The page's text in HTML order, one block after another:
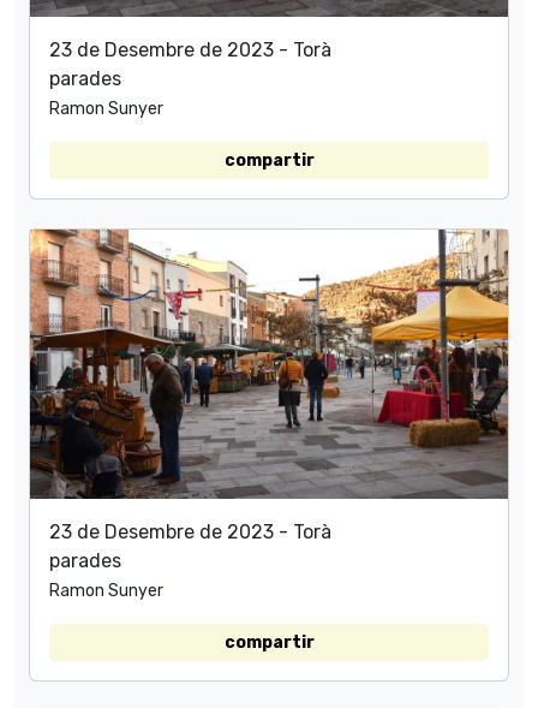
23 de Desembre de 2023 - Torà
parades
Ramon Sunyer
compartir
23 de Desembre de 2023 - Torà
parades
Ramon Sunyer
compartir